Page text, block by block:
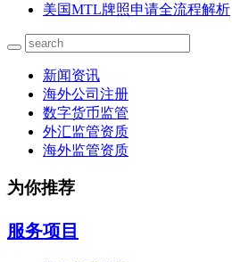
美国MTL牌照申请全流程解析
新闻资讯
海外公司注册
数字货币监管
外汇监管资质
海外监管资质
为你推荐
服务项目